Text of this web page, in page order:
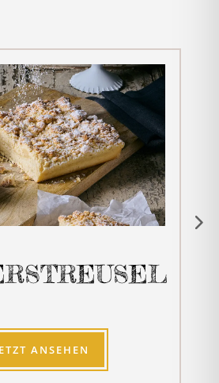
ANSEHEN